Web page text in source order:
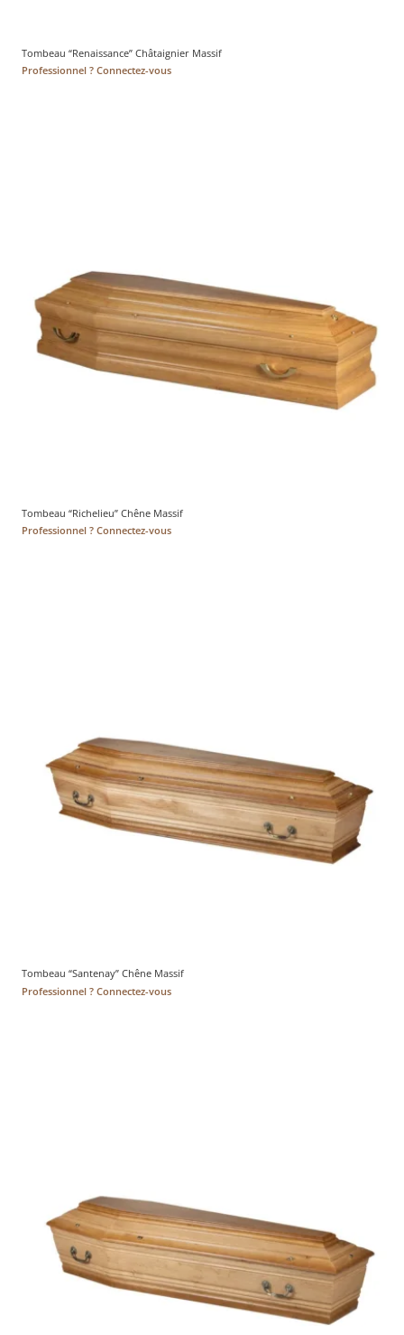
Tombeau “Renaissance” Châtaignier Massif
Professionnel ? Connectez-vous
Tombeau “Richelieu” Chêne Massif
Professionnel ? Connectez-vous
Tombeau “Santenay” Chêne Massif
Professionnel ? Connectez-vous